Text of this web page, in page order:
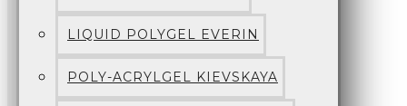
LIQUID POLYGEL EVERIN
POLY-ACRYLGEL KIEVSKAYA